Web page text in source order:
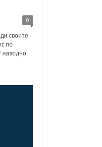
0
своите
по
наводно